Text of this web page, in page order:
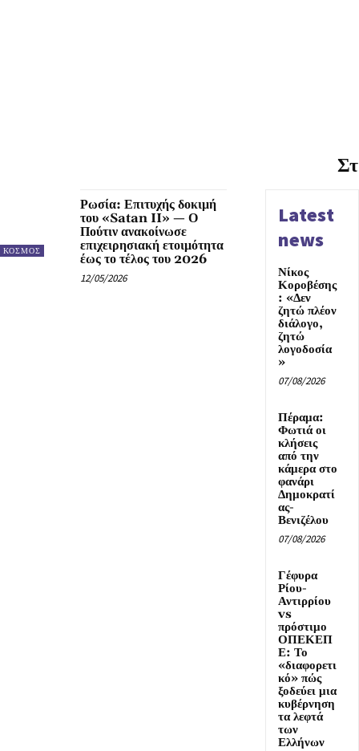
ΚΟΣΜΟΣ
Ρωσία: Επιτυχής δοκιμή
του «Satan II» — Ο
Πούτιν ανακοίνωσε
επιχειρησιακή ετοιμότητα
έως το τέλος του 2026
12/05/2026
Latest
news
Νίκος
Κοροβέσης
: «Δεν
ζητώ πλέον
διάλογο,
ζητώ
λογοδοσία
»
07/08/2026
Πέραμα:
Φωτιά οι
κλήσεις
από την
κάμερα στο
φανάρι
Δημοκρατί
ας-
Βενιζέλου
07/08/2026
Γέφυρα
Ρίου-
Αντιρρίου
vs
πρόστιμο
ΟΠΕΚΕΠ
Ε: Το
«διαφορετι
κό» πώς
ξοδεύει μια
κυβέρνηση
τα λεφτά
των
Ελλήνων